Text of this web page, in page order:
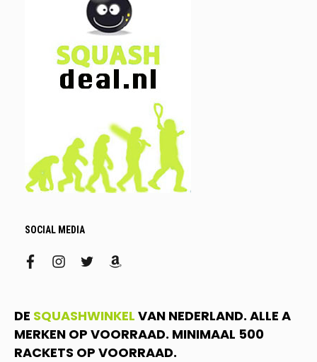
SOCIAL MEDIA
facebookinstagram
twitteramazon
DE SQUASHWINKEL VAN NEDERLAND. ALLE A
MERKEN OP VOORRAAD. MINIMAAL 500
RACKETS OP VOORRAAD.